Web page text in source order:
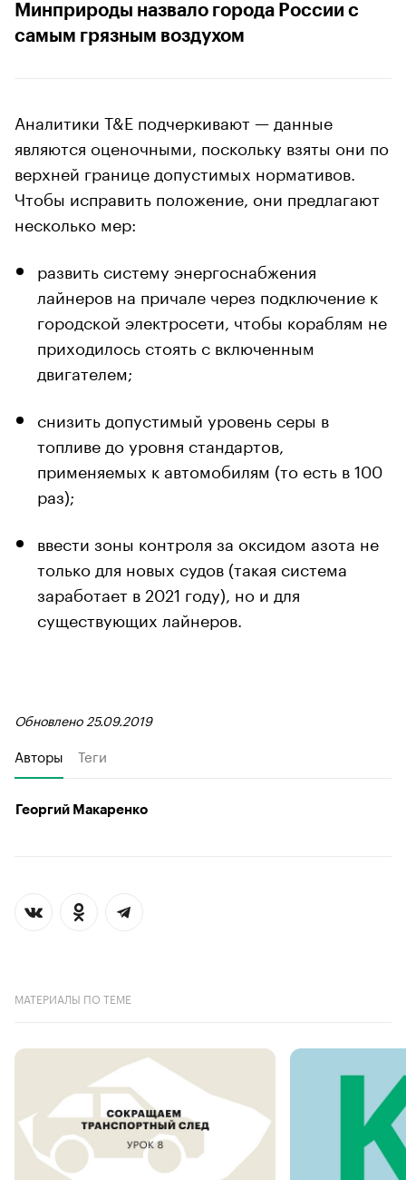
Минприроды назвало города России с
самым грязным воздухом
Аналитики T&E подчеркивают — данные
являются оценочными, поскольку взяты они по
верхней границе допустимых нормативов.
Чтобы исправить положение, они предлагают
несколько мер:
развить систему энергоснабжения
лайнеров на причале через подключение к
городской электросети, чтобы кораблям не
приходилось стоять с включенным
двигателем;
снизить допустимый уровень серы в
топливе до уровня стандартов,
применяемых к автомобилям (то есть в 100
раз);
ввести зоны контроля за оксидом азота не
только для новых судов (такая система
заработает в 2021 году), но и для
существующих лайнеров.
Обновлено 25.09.2019
Авторы Теги
Георгий Макаренко
МАТЕРИАЛЫ ПО ТЕМЕ